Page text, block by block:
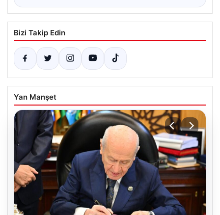
Bizi Takip Edin
Yan Manşet